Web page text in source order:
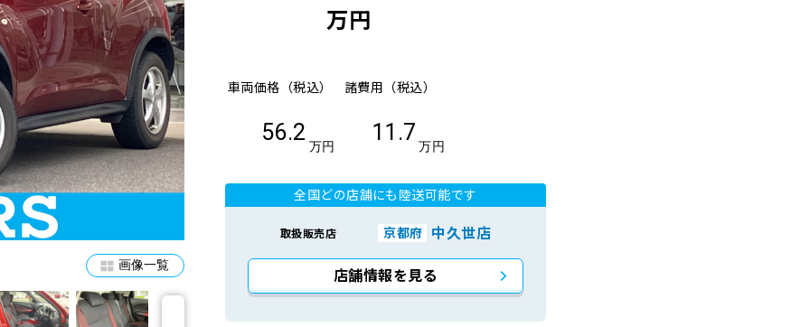
画像一覧
万円
車両価格（税込）
56.2
万円
諸費用（税込）
11.7
万円
全国どの店舗にも陸送可能です
取扱販売店 京都府 中久世店
店舗情報を見る